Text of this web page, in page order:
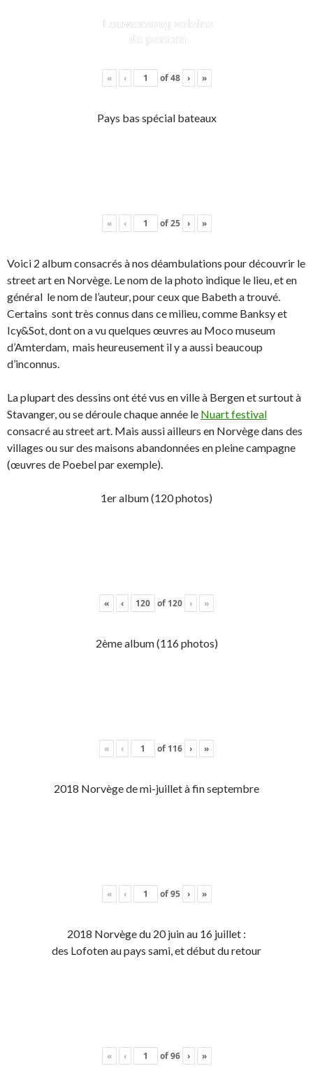
Lauwersoog voisins
de ponton
« ‹ of48 › »
Pays bas spécial bateaux
« ‹ of25 › »
Voici 2 album consacrés à nos déambulations pour découvrir le
street art en Norvège. Le nom de la photo indique le lieu, et en
général le nom de l’auteur, pour ceux que Babeth a trouvé.
Certains sont très connus dans ce milieu, comme Banksy et
Icy&Sot, dont on a vu quelques œuvres au Moco museum
d’Amterdam, mais heureusement il y a aussi beaucoup
d’inconnus.
La plupart des dessins ont été vus en ville à Bergen et surtout à
Stavanger, ou se déroule chaque année le Nuart festival
consacré au street art. Mais aussi ailleurs en Norvège dans des
villages ou sur des maisons abandonnées en pleine campagne
(œuvres de Poebel par exemple).
1er album (120 photos)
« ‹ of 120 › »
2ème album (116 photos)
« ‹ of 116 › »
2018 Norvège de mi-juillet à fin septembre
« ‹ of95 › »
2018 Norvège du 20 juin au 16 juillet :
des Lofoten au pays sami, et début du retour
« ‹ of96 › »